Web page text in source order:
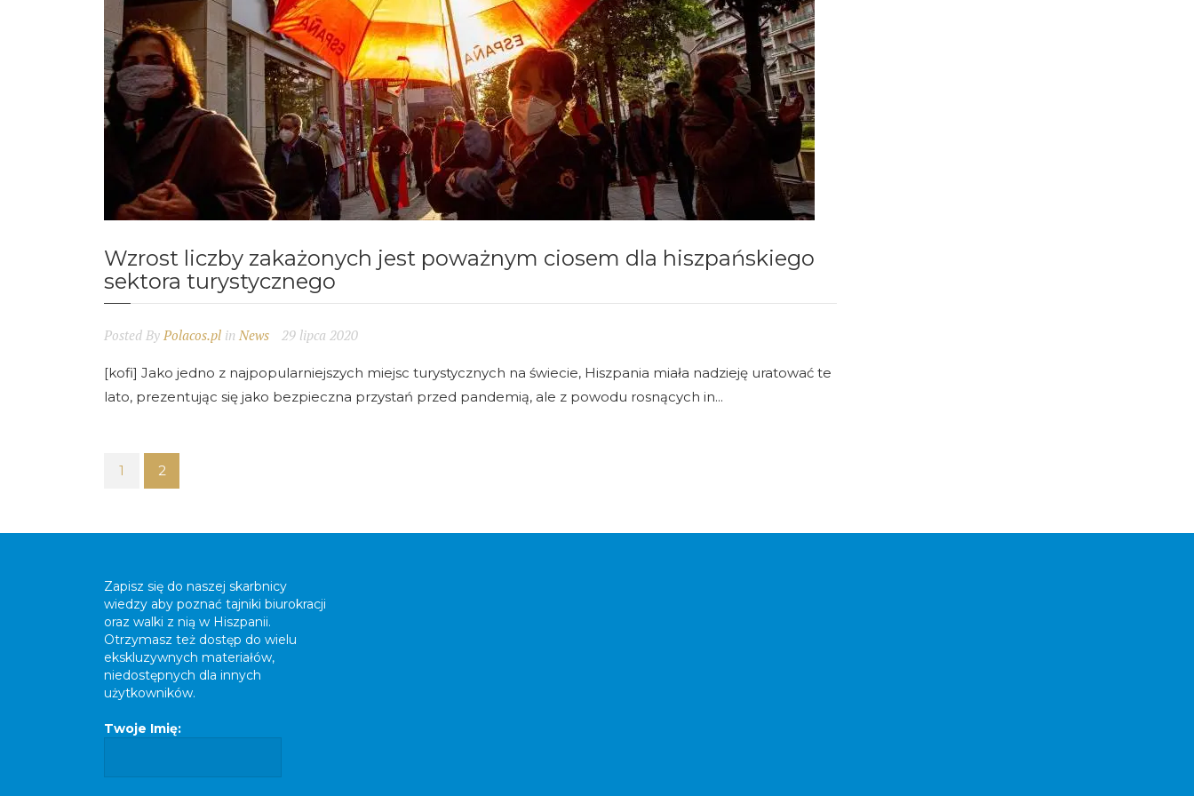
Wzrost liczby zakażonych jest poważnym ciosem dla hiszpańskiego
sektora turystycznego
Posted By Polacos.pl in News 29 lipca 2020
[kofi] Jako jedno z najpopularniejszych miejsc turystycznych na świecie, Hiszpania miała nadzieję uratować te
lato, prezentując się jako bezpieczna przystań przed pandemią, ale z powodu rosnących in...
1 2
Zapisz się do naszej skarbnicy
wiedzy aby poznać tajniki biurokracji
oraz walki z nią w Hiszpanii.
Otrzymasz też dostęp do wielu
ekskluzywnych materiałów,
niedostępnych dla innych
użytkowników.
Twoje Imię: